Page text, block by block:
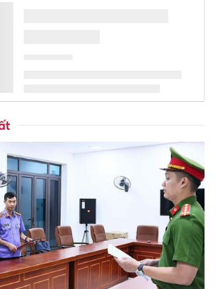
học Phổ thông Chuyên Tuyên
Quang
Biển Đông hình thành bão số
3, hướng di chuyển lạ